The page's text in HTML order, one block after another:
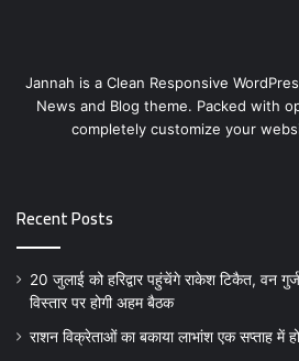
Jannah is a Clean Responsive
News and Blog theme. Packed with
completely customize your
Recent Posts
20 जुलाई को हरिद्वार पहुंचेंगे राकेश टिकैत, वन
विस्तार पर होगी अहम बैठक
राशन विक्रेताओं का बकाया लाभांश एक सप्ताह में